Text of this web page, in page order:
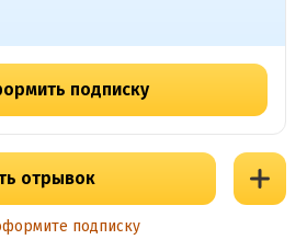
подписку
отрывок
подписку